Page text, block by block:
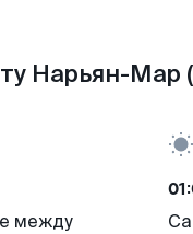
Нарьян-Мар
между